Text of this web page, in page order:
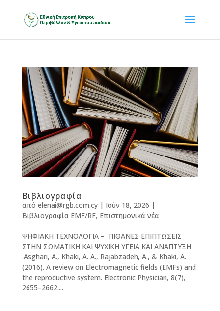
Βιβλιογραφία
από elenai@rgb.com.cy| Ιούν 18, 2026 |
Βιβλιογραφία EMF/RF, Επιστημονικά νέα
ΨΗΦΙΑΚΗ ΤΕΧΝΟΛΟΓΙΑ – ΠΙΘΑΝΕΣ ΕΠΙΠΤΩΣΕΙΣ
ΣΤΗΝ ΣΩΜΑΤΙΚΗ ΚΑΙ ΨΥΧΙΚΗ ΥΓΕΙΑ ΚΑΙ ΑΝΑΠΤΥΞΗ
.Asghari, A., Khaki, A. A., Rajabzadeh, A., & Khaki, A.
(2016). A review on Electromagnetic fields (EMFs) and
the reproductive system. Electronic Physician, 8(7),
2655–2662....